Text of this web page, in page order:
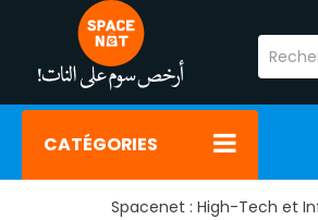
CATÉGORIES
Spacenet : High-Tech et